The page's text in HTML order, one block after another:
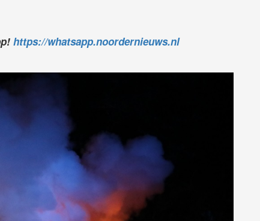
https://whatsapp.noordernieuws.nl